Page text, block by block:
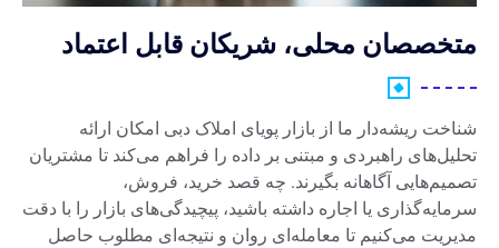
متخصصان محلی، شریکان قابل اعتماد
شناخت ریشه‌دار ما از بازار پویای املاک دبی امکان ارائه
تحلیل‌های راهبردی و مبتنی بر داده را فراهم می‌کند تا مشتریان
تصمیم‌هایی آگاهانه بگیرند. چه قصد خرید، فروش،
سرمایه‌گذاری یا اجاره داشته باشید، پیچیدگی‌های بازار را با دقت
مدیریت می‌کنیم تا معامله‌ای روان و نتیجه‌ای مطلوب حاصل